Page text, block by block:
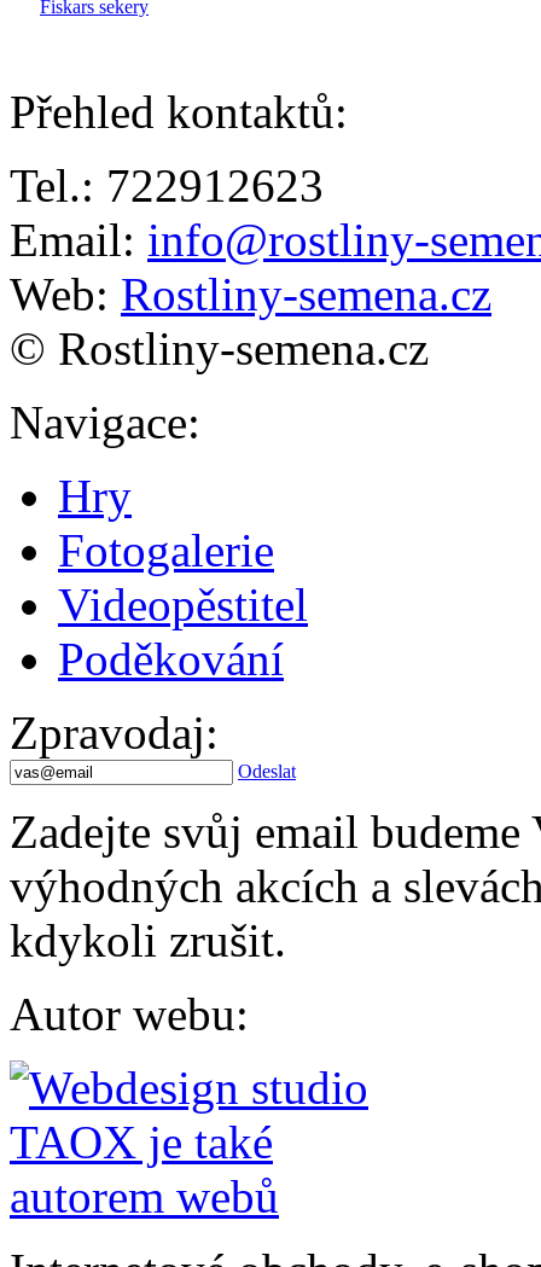
Fiskars sekery
Přehled kontaktů:
Tel.: 722912623
Email: info@rostliny-
Web: Rostliny-semena.cz
© Rostliny-semena.cz
Navigace:
Hry
Fotogalerie
Videopěstitel
Poděkování
Zpravodaj:
Odeslat
Zadejte svůj email
výhodných akcích a
kdykoli zrušit.
Autor webu: